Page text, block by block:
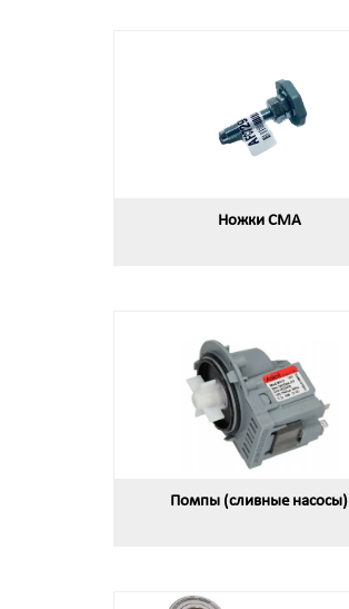
Ножки СМА
Помпы (сливные насосы)